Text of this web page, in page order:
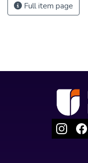
Full item page